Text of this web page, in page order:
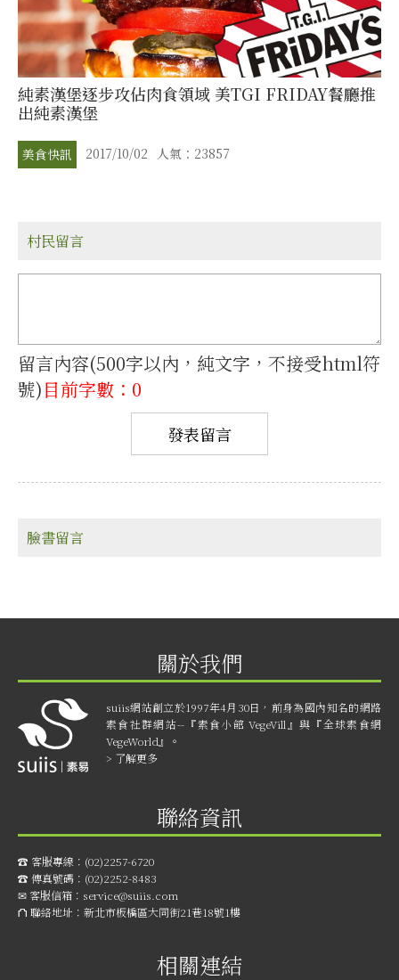
純素漢堡逐步攻佔肉食領域 美TGI FRIDAY餐廳推
出純素漢堡
美食快訊 2017/10/02 人氣：23857
村民留言
留言內容(500字以內，純文字，不接受html符
號)目前字數：0
臉書留言
關於我們
suiis網站創立於1997年4月30日，前身為國內知名的網路
素食社群網站--『素食小館 VegeVill』與『全球素食網
VegeWorld』。
> 了解更多
聯絡資訊
☎︎ 客服專線： (02)2257-6720
☎︎ 傳真號碼： (02)2252-8483
✉ 客服信箱： service@suiis.com
⛫ 聯絡地址： 新北市板橋區大同街21巷18號1樓
相關連結